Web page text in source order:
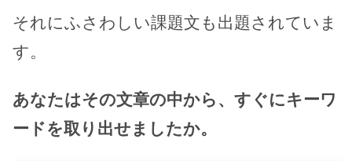
それにふさわしい課題文も出題されていま
す。
あなたはその文章の中から、すぐにキーワ
ードを取り出せましたか。